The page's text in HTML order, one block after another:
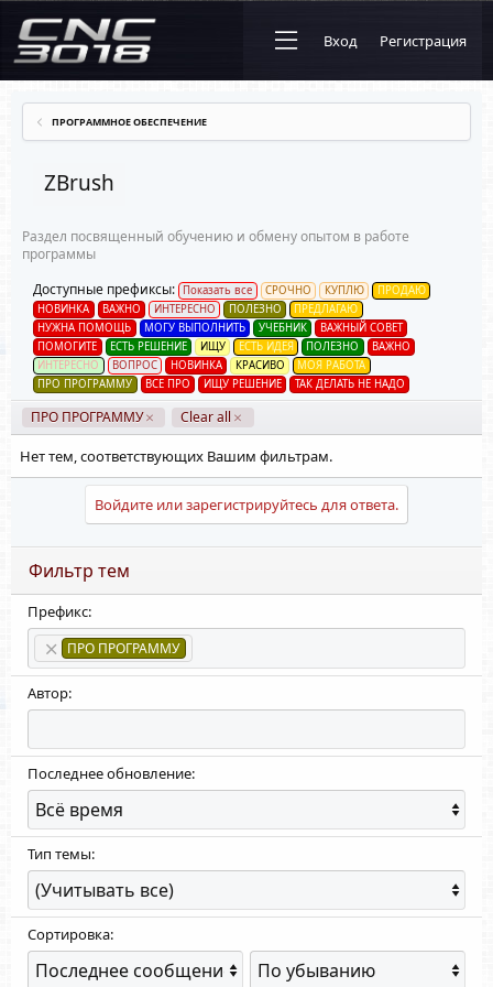
Вход Регистрация
ПРОГРАММНОЕ ОБЕСПЕЧЕНИЕ
ZBrush
Раздел посвященный обучению и обмену опытом в работе
программы
Доступные префиксы:
Показать все СРОЧНО КУПЛЮ
ПРОДАЮ
НОВИНКА
ВАЖНО ИНТЕРЕСНО ПОЛЕЗНО
ПРЕДЛАГАЮ
НУЖНА ПОМОЩЬ
МОГУ ВЫПОЛНИТЬ УЧЕБНИК
ВАЖНЫЙ СОВЕТ
ПОМОГИТЕ
ЕСТЬ РЕШЕНИЕ ИЩУ ЕСТЬ ИДЕЯ ПОЛЕЗНО
ВАЖНО
ИНТЕРЕСНО
ВОПРОС НОВИНКА КРАСИВО
МОЯ РАБОТА
ПРО ПРОГРАММУ
ВСЕ ПРО ИЩУ РЕШЕНИЕ ТАК ДЕЛАТЬ НЕ НАДО
ПРО ПРОГРАММУ Clear all
Нет тем, соответствующих Вашим фильтрам.
Войдите или зарегистрируйтесь для ответа.
Фильтр тем
Префикс:
ПРО ПРОГРАММУ
Автор:
Последнее обновление:
Тип темы:
Сортировка:
П
Н